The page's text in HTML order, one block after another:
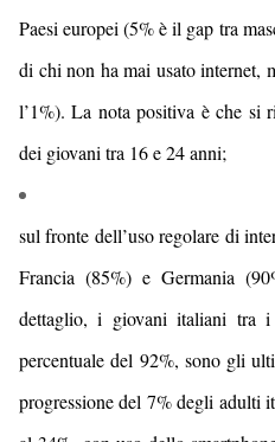
Paesi europei (5% è il gap tra
di chi non ha mai usato internet,
l’1%). La nota positiva è che si
dei giovani tra 16 e 24 anni;
sul fronte dell’uso regolare di
Francia (85%) e Germania
dettaglio, i giovani italiani tra
percentuale del 92%, sono gli
progressione del 7% degli adulti